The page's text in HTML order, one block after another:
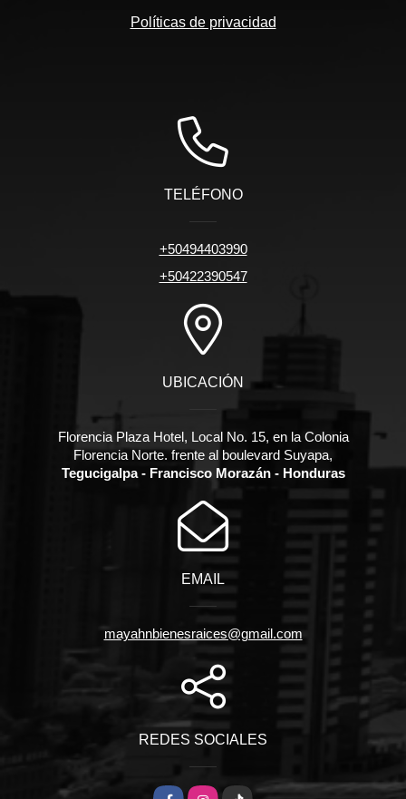
Políticas de privacidad
TELÉFONO
+50494403990
+50422390547
UBICACIÓN
Florencia Plaza Hotel, Local No. 15, en la Colonia
Florencia Norte. frente al boulevard Suyapa,
Tegucigalpa - Francisco Morazán - Honduras
EMAIL
mayahnbienesraices@gmail.com
REDES SOCIALES